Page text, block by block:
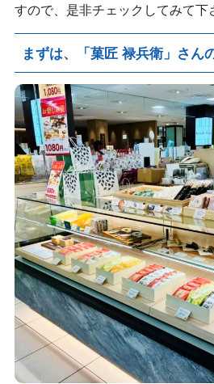
すので、是非チェックしてみて下
まずは、「菓匠 禄兵衛」さん